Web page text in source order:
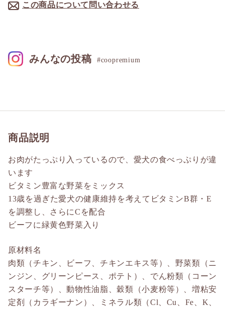
この商品について問い合わせる
商品説明
お肉がたっぷり入っているので、愛犬の食べっぷりが違
います
ビタミン豊富な野菜をミックス
13歳を過ぎた愛犬の健康維持を考えてビタミンB群・E
を調整し、さらにCを配合
ビーフに緑黄色野菜入り
原材料名
肉類（チキン、ビーフ、チキンエキス等）、野菜類（ニ
ンジン、グリーンピース、ポテト）、でん粉類（コーン
スターチ等）、動物性油脂、穀類（小麦粉等）、増粘安
定剤（カラギーナン）、ミネラル類（Cl、Cu、Fe、K、
みんなの投稿 #coopremium